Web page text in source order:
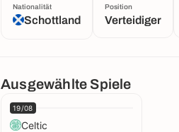
Nationalität
Schottland
Position
Verteidiger
Ausgewählte Spiele
19/08
Celtic